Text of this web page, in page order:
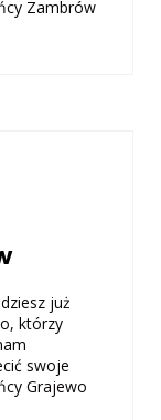
Zambrów
już
którzy
swoje
Grajewo